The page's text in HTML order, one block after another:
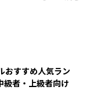
おすすめ人気ラン
級者・上級者向け